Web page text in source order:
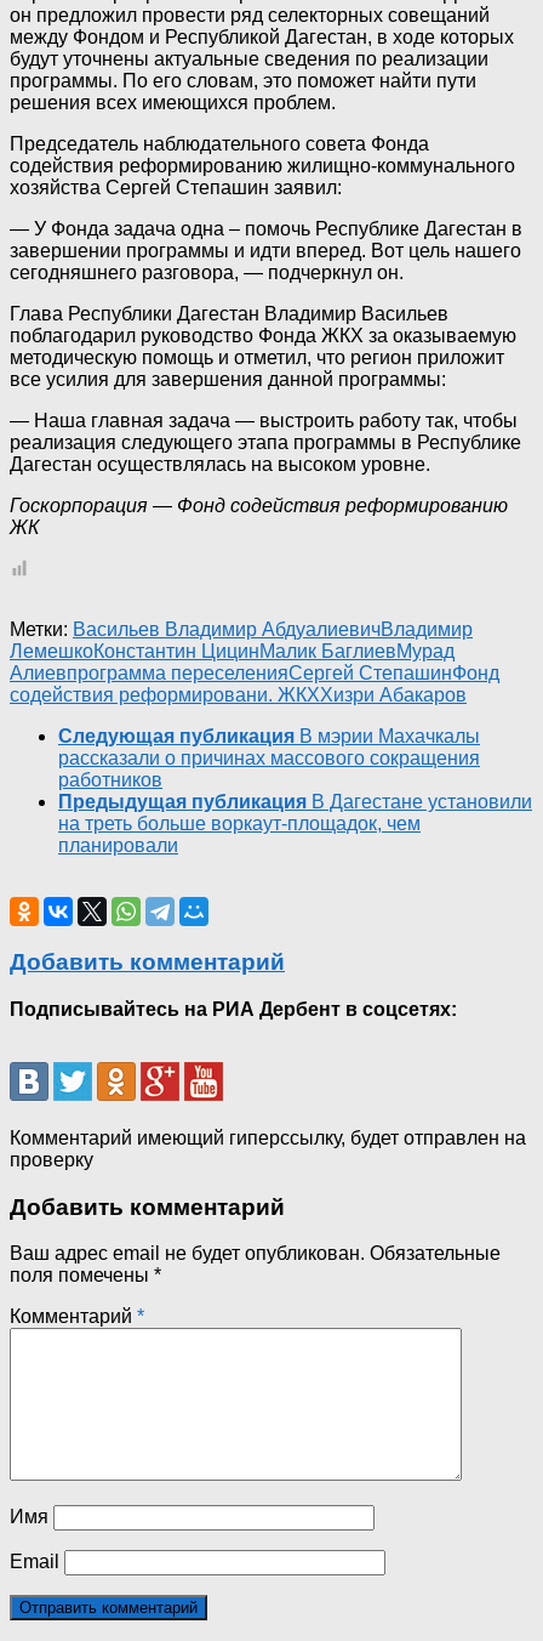
он предложил провести ряд селекторных совещаний
между Фондом и Республикой Дагестан, в ходе которых
будут уточнены актуальные сведения по реализации
программы. По его словам, это поможет найти пути
решения всех имеющихся проблем.
Председатель наблюдательного совета Фонда
содействия реформированию жилищно-коммунального
хозяйства Сергей Степашин заявил:
— У Фонда задача одна – помочь Республике Дагестан в
завершении программы и идти вперед. Вот цель нашего
сегодняшнего разговора, — подчеркнул он.
Глава Республики Дагестан Владимир Васильев
поблагодарил руководство Фонда ЖКХ за оказываемую
методическую помощь и отметил, что регион приложит
все усилия для завершения данной программы:
— Наша главная задача — выстроить работу так, чтобы
реализация следующего этапа программы в Республике
Дагестан осуществлялась на высоком уровне.
Госкорпорация — Фонд содействия реформированию
ЖК
Метки: Васильев Владимир АбдуалиевичВладимир
ЛемешкоКонстантин ЦицинМалик БаглиевМурад
Алиевпрограмма переселенияСергей СтепашинФонд
содействия реформировани. ЖКХХизри Абакаров
Следующая публикация В мэрии Махачкалы
рассказали о причинах массового сокращения
работников
Предыдущая публикация В Дагестане установили
на треть больше воркаут-площадок, чем
планировали
Добавить комментарий
Подписывайтесь на РИА Дербент в соцсетях:
Комментарий имеющий гиперссылку, будет отправлен на
проверку
Добавить комментарий
Ваш адрес email не будет опубликован. Обязательные
поля помечены *
Комментарий *
Имя
Email